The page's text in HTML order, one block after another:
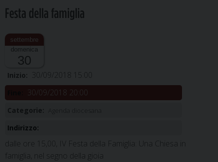
Festa della famiglia
domenica
30
Inizio: 30/09/2018 15:00
30/09/2018 20:00
Categorie:
Indirizzo:
dalle ore 15,00, IV Festa della Famiglia: Una Chiesa in
famiglia, nel segno della gioia